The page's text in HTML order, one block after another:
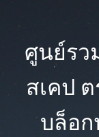
ศูนย์รว
สเคป
บล็อก